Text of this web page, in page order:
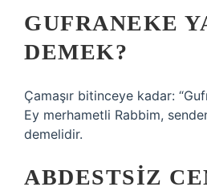
GUFRANEKE
DEMEK?
Çamaşır bitinceye kadar:
Ey merhametli Rabbim,
demelidir.
ABDESTSIZ